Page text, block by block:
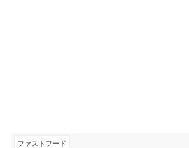
ファストフード